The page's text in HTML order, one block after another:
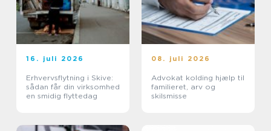
16. juli 2026
Erhvervsflytning i Skive:
sådan får din virksomhed
en smidig flyttedag
08. juli 2026
Advokat kolding hjælp til
familieret, arv og
skilsmisse